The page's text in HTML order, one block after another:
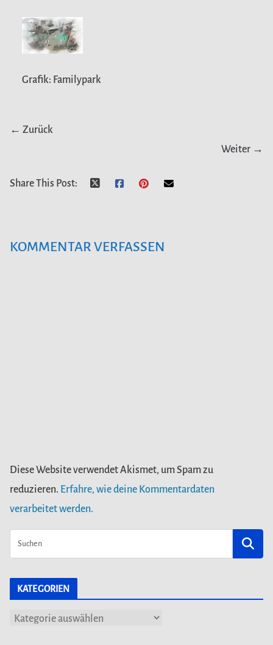
Grafik: Familypark
← Zurück
Weiter →
Share This Post:
KOMMENTAR VERFASSEN
Diese Website verwendet Akismet, um Spam zu
reduzieren. Erfahre, wie deine Kommentardaten
verarbeitet werden.
KATEGORIEN
K